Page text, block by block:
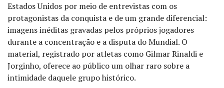
Estados Unidos por meio de entrevistas com os
protagonistas da conquista e de um grande diferencial:
imagens inéditas gravadas pelos próprios jogadores
durante a concentração e a disputa do Mundial. O
material, registrado por atletas como Gilmar Rinaldi e
Jorginho, oferece ao público um olhar raro sobre a
intimidade daquele grupo histórico.